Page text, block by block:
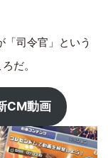
司令官」という
だ。
CM動画